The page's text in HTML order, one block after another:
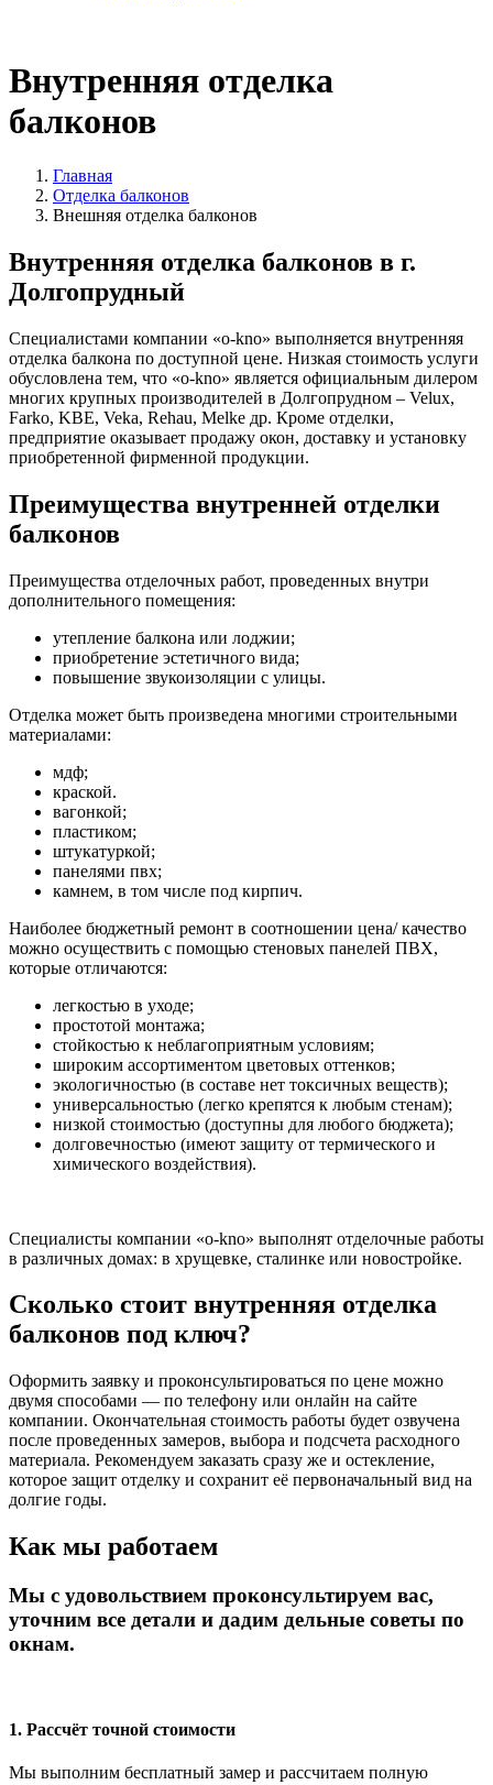
Внутренняя отделка
балконов
Главная
Отделка балконов
Внешняя отделка балконов
Внутренняя отделка балконов в г.
Долгопрудный
Специалистами компании «o-kno» выполняется внутренняя
отделка балкона по доступной цене. Низкая стоимость услуги
обусловлена тем, что «o-kno» является официальным дилером
многих крупных производителей в Долгопрудном – Velux,
Farko, KBE, Veka, Rehau, Melke др. Кроме отделки,
предприятие оказывает продажу окон, доставку и установку
приобретенной фирменной продукции.
Преимущества внутренней отделки
балконов
Преимущества отделочных работ, проведенных внутри
дополнительного помещения:
утепление балкона или лоджии;
приобретение эстетичного вида;
повышение звукоизоляции с улицы.
Отделка может быть произведена многими строительными
материалами:
мдф;
краской.
вагонкой;
пластиком;
штукатуркой;
панелями пвх;
камнем, в том числе под кирпич.
Наиболее бюджетный ремонт в соотношении цена/ качество
можно осуществить с помощью стеновых панелей ПВХ,
которые отличаются:
легкостью в уходе;
простотой монтажа;
стойкостью к неблагоприятным условиям;
широким ассортиментом цветовых оттенков;
экологичностью (в составе нет токсичных веществ);
универсальностью (легко крепятся к любым стенам);
низкой стоимостью (доступны для любого бюджета);
долговечностью (имеют защиту от термического и
химического воздействия).
Специалисты компании «o-kno» выполнят отделочные работы
в различных домах: в хрущевке, сталинке или новостройке.
Сколько стоит внутренняя отделка
балконов под ключ?
Оформить заявку и проконсультироваться по цене можно
двумя способами — по телефону или онлайн на сайте
компании. Окончательная стоимость работы будет озвучена
после проведенных замеров, выбора и подсчета расходного
материала. Рекомендуем заказать сразу же и остекление,
которое защит отделку и сохранит её первоначальный вид на
долгие годы.
Как мы работаем
Мы с удовольствием проконсультируем вас,
уточним все детали и дадим дельные советы по
окнам.
1. Рассчёт точной стоимости
Мы выполним бесплатный замер и рассчитаем полную